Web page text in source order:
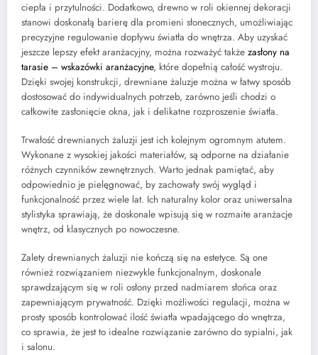
ciepła i przytulności. Dodatkowo, drewno w roli okiennej dekoracji
stanowi doskonałą barierę dla promieni słonecznych, umożliwiając
precyzyjne regulowanie dopływu światła do wnętrza. Aby uzyskać
jeszcze lepszy efekt aranżacyjny, można rozważyć także zasłony na
tarasie – wskazówki aranżacyjne, które dopełnią całość wystroju.
Dzięki swojej konstrukcji, drewniane żaluzje można w łatwy sposób
dostosować do indywidualnych potrzeb, zarówno jeśli chodzi o
całkowite zasłonięcie okna, jak i delikatne rozproszenie światła.
Trwałość drewnianych żaluzji jest ich kolejnym ogromnym atutem.
Wykonane z wysokiej jakości materiałów, są odporne na działanie
różnych czynników zewnętrznych. Warto jednak pamiętać, aby
odpowiednio je pielęgnować, by zachowały swój wygląd i
funkcjonalność przez wiele lat. Ich naturalny kolor oraz uniwersalna
stylistyka sprawiają, że doskonale wpisują się w rozmaite aranżacje
wnętrz, od klasycznych po nowoczesne.
Zalety drewnianych żaluzji nie kończą się na estetyce. Są one
również rozwiązaniem niezwykle funkcjonalnym, doskonale
sprawdzającym się w roli osłony przed nadmiarem słońca oraz
zapewniającym prywatność. Dzięki możliwości regulacji, można w
prosty sposób kontrolować ilość światła wpadającego do wnętrza,
co sprawia, że jest to idealne rozwiązanie zarówno do sypialni, jak
i salonu.